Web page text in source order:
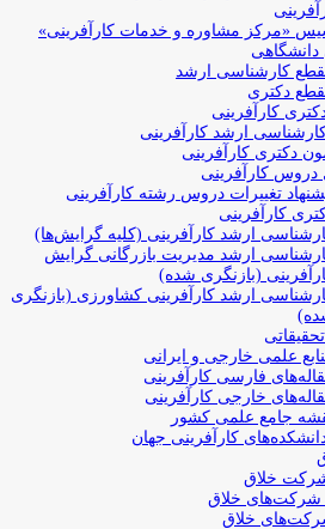
«مرکز مشاوره و خدمات کارآفرینی»
دانشگاهی
کارشناسی ارشد
دکتری
کارآفرینی
ارشد کارآفرینی
دکتری کارآفرینی
کارآفرینی
تغییرات دروس رشته کارآفرینی
کارآفرینی
ارشد کارآفرینی (کلیه گرایش‌ها)
ارشد مدیریت بازرگانی گرایش
(بازنگری شده)
ارشد کارآفرینی کشاورزی (بازنگری
علمی خارجی و ایرانی
فارسی کارآفرینی
خارجی کارآفرینی
جامع علمی کشور
کارآفرینی جهان
خلاق
خلاق
خلاق